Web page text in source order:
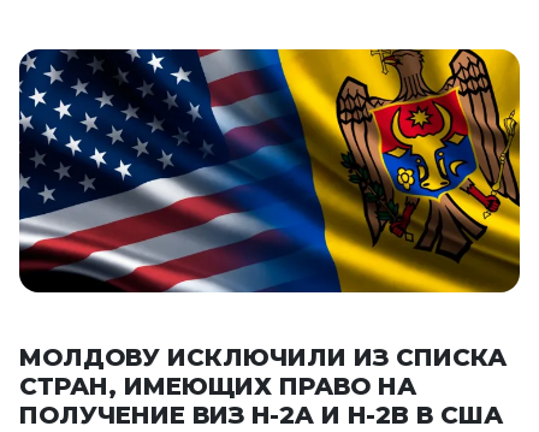
МОЛДОВУ ИСКЛЮЧИЛИ ИЗ СПИСКА
СТРАН, ИМЕЮЩИХ ПРАВО НА
ПОЛУЧЕНИЕ ВИЗ H-2A И H-2B В США